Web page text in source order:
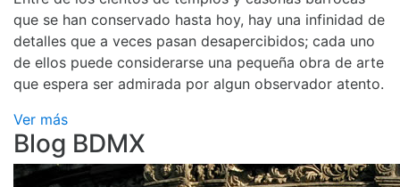
que se han conservado hasta hoy, hay una infinidad de
detalles que a veces pasan desapercibidos; cada uno
de ellos puede considerarse una pequeña obra de arte
que espera ser admirada por algun observador atento.
Ver más
Blog BDMX